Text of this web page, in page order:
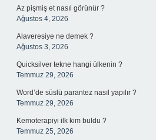
Az pişmiş et nasıl görünür ?
Ağustos 4, 2026
Alaveresiye ne demek ?
Ağustos 3, 2026
Quicksilver tekne hangi ülkenin ?
Temmuz 29, 2026
Word’de süslü parantez nasıl yapılır ?
Temmuz 29, 2026
Kemoterapiyi ilk kim buldu ?
Temmuz 25, 2026